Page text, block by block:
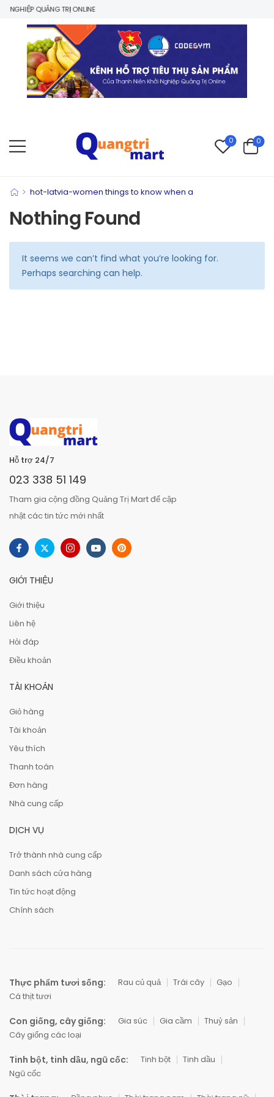
QUẢNG TRỊ ONLINE
0 0
> hot-latvia-women things to know when a
Nothing Found
It seems we can’t find what you’re looking for.
Perhaps searching can help.
Hỗ trợ 24/7
023 338 51 149
Tham gia cộng đồng Quảng Trị Mart để cập
nhật các tin tức mới nhất
GIỚI THIỆU
Giới thiệu
Liên hệ
Hỏi đáp
Điều khoản
TÀI KHOẢN
Giỏ hàng
Tài khoản
Yêu thích
Thanh toán
Đơn hàng
Nhà cung cấp
DỊCH VỤ
Trở thành nhà cung cấp
Danh sách cửa hàng
Tin tức hoạt động
Chính sách
Thực phẩm tươi sống: Rau củ quả Trái cây
Gạo
Cá thịt tươi
Con giống, cây giống: Gia súc Gia cầm
Thuỷ sản
Cây giống các loại
Tinh bột, tinh dầu, ngũ cốc: Tinh bột
Tinh dầu
Ngũ cốc